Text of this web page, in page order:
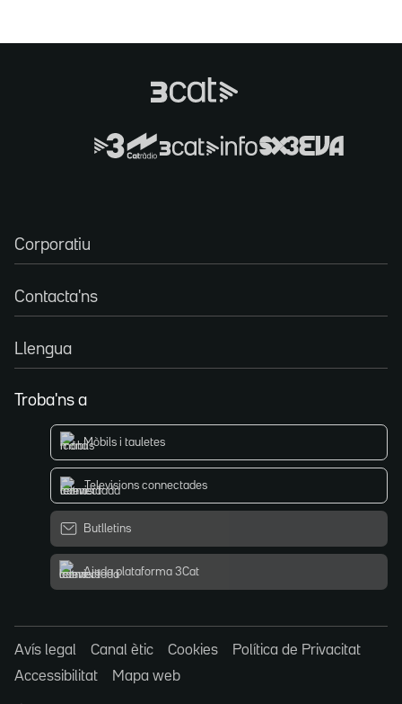
Corporatiu
Contacta'ns
Llengua
Troba'ns a
Mòbils i tauletes
Televisions connectades
Butlletins
Ajuda plataforma 3Cat
Avís legal Canal ètic Cookies
Política de Privacitat
Accessibilitat
Mapa web